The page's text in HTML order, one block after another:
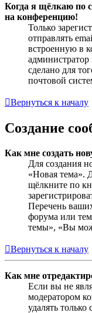
Когда я щёлкаю по
на конференцию!
Только
отправлять
встроенную в
сделано для
почтовой
Вернуться к началу
Создание
Как мне создать
Для создания
«Новая тема».
щёлкните по
Перечень
форума или
темы», «Вы
Вернуться к началу
Как мне
Если вы не
модератором
удалять